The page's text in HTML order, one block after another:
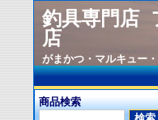
釣具専門店
店
がまかつ・マルキュー
商品検索